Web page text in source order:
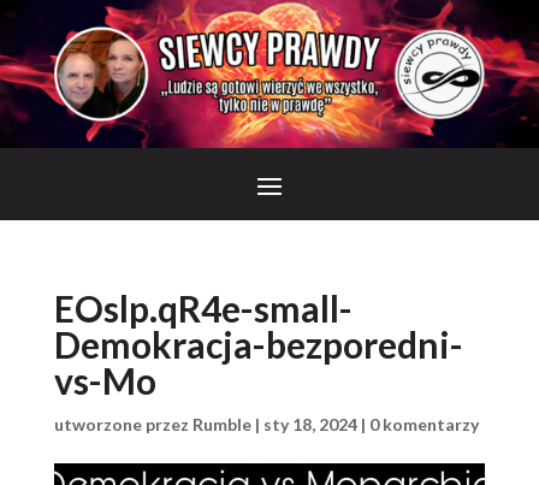
EOslp.qR4e-small-
Demokracja-bezporedni-
vs-Mo
utworzone przez Rumble| sty 18, 2024| 0 komentarzy